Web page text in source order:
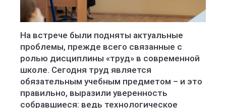
На встрече были подняты актуальные
проблемы, прежде всего связанные с
ролью дисциплины «труд» в современной
школе. Сегодня труд является
обязательным учебным предметом – и это
правильно, выразили уверенность
собравшиеся: ведь технологическое